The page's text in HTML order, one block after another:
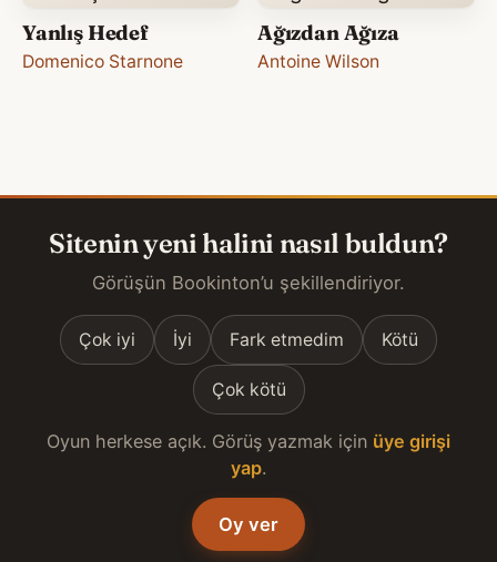
Yanlış Hedef
Domenico Starnone
Ağızdan Ağıza
Antoine Wilson
Sitenin yeni halini nasıl buldun?
Görüşün Bookinton’u şekillendiriyor.
Çok iyi İyi Fark etmedim Kötü
Çok kötü
Oyun herkese açık. Görüş yazmak için üye girişi
yap.
Oy ver